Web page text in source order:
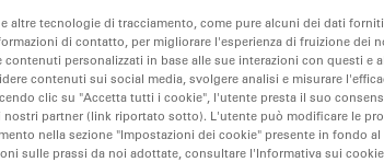
altre tecnologie di tracciamento, come pure alcuni dei dati
di contatto, per migliorare l'esperienza di fruizione dei
personalizzati in base alle sue interazioni con questi e
contenuti sui social media, svolgere analisi e misurare
clic su "Accetta tutti i cookie", l'utente presta il suo
partner (link riportato sotto). L'utente può modificare le
nella sezione "Impostazioni dei cookie" presente in fondo al
sulle prassi da noi adottate, consultare l'Informativa sui cookie